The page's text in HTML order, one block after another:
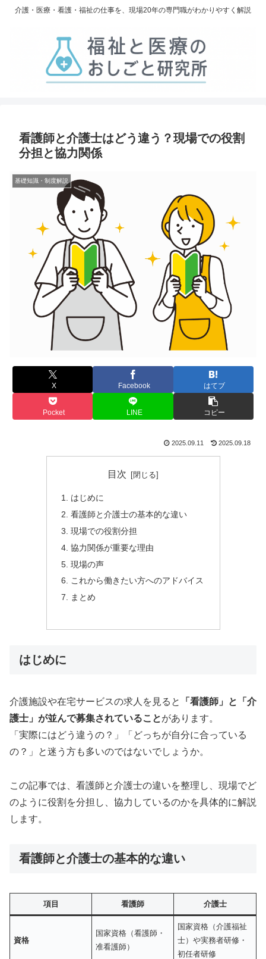
介護・医療・看護・福祉の仕事を、現場20年の専門職がわかりやすく解説
看護師と介護士はどう違う？現場での役割
分担と協力関係
基礎知識・制度解説
X Facebook はてブ
Pocket LINE コピー
2025.09.11 2025.09.18
目次
はじめに
看護師と介護士の基本的な違い
現場での役割分担
協力関係が重要な理由
現場の声
これから働きたい方へのアドバイス
まとめ
はじめに
介護施設や在宅サービスの求人を見ると
「看護師」と「介
護士」が並んで募集されていることがあります。
「実際にはどう違うの？」「どっちが自分に合っている
の？」と迷う方も多いのではないでしょうか。
この記事では、看護師と介護士の違いを整理し、現場でど
のように役割を分担し、協力しているのかを具体的に解説
します。
看護師と介護士の基本的な違い
項目 看護師 介護士
資格
国家資格（看護師・
准看護師）
国家資格（介護福祉
士）や実務者研修・
初任者研修